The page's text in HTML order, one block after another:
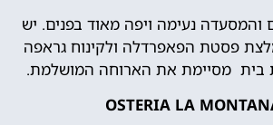
והמסעדה נעימה ויפה מאוד בפנים. יש
פסטת הפאפרדלה ולקינוח גראפה
בית מסיימת את הארוחה המושלמת.
OSTERIA LA